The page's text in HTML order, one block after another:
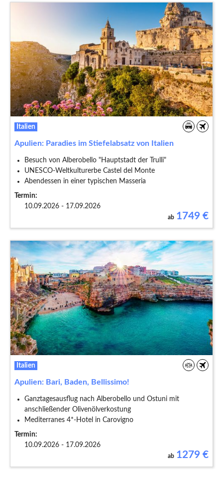
Italien
Apulien: Paradies im Stiefelabsatz von Italien
Besuch von Alberobello "Hauptstadt der Trulli"
UNESCO-Weltkulturerbe Castel del Monte
Abendessen in einer typischen Masseria
Termin:
10.09.2026 - 17.09.2026
ab 1749 €
Italien
Apulien: Bari, Baden, Bellissimo!
Ganztagesausflug nach Alberobello und Ostuni mit
anschließender Olivenölverkostung
Mediterranes 4*-Hotel in Carovigno
Termin:
10.09.2026 - 17.09.2026
ab 1279 €